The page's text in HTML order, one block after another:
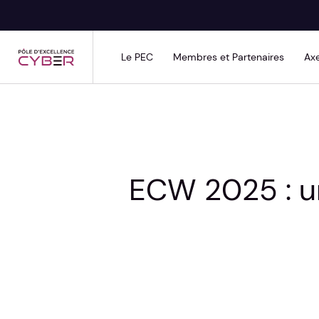
to
main
content
Le PEC Membres et Partenaires
ECW 2025 :